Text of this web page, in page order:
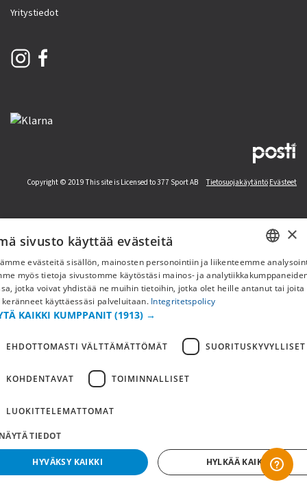
Yritystiedot
Copyright © 2019 This site is Licensed to 377 Sport AB Tietosuojakäytäntö Evästeet
FI
×
sivusto käyttää evästeitä
evästeitä sisällön, mainosten personointiin ja liikenteemme
myös tietoja sivustomme käytöstäsi mainos- ja
jotka voivat yhdistää ne muihin tietoihin, jotka olet heille antanut tai joita
keränneet käyttäessäsi palveluitaan. Integritetspolicy
KAIKKI KUMPPANIT (1913) →
EHDOTTOMASTI VÄLTTÄMÄTTÖMÄT SUORITUSKYVYLLISET
KOHDENTAVAT TOIMINNALLISET
LUOKITTELEMATTOMAT
TIEDOT
HYVÄKSY KAIKKI HYLKÄÄ KAIKKI